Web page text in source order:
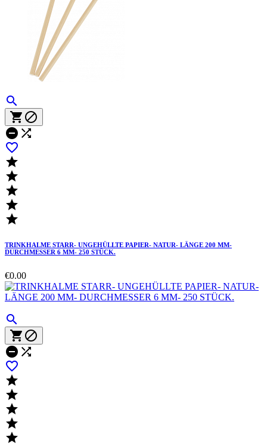

 
 






TRINKHALME STARR- UNGEHÜLLTE PAPIER- NATUR- LÄNGE 200 MM-
DURCHMESSER 6 MM- 250 STÜCK.
€0.00

 
 





